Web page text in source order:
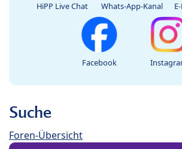
HiPP Live Chat Whats-App-Kanal
Facebook
Suche
Foren-Übersicht